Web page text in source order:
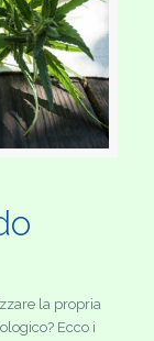
la propria
Ecco i